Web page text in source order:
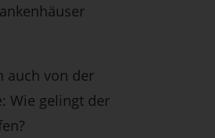
auch von der
Wie gelingt der